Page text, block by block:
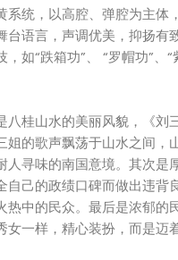
系统，以高腔、弹腔为主体
台语言，声调优美，抑扬有
如“跌箱功”、 “罗帽功”、“
八桂山水的美丽风貌，《刘
姐的歌声飘荡于山水之间，
寻味的南国意境。其次是
自己的政绩口碑而做出违背
中的民众。最后是浓郁的
一样，精心装扮，而是迈